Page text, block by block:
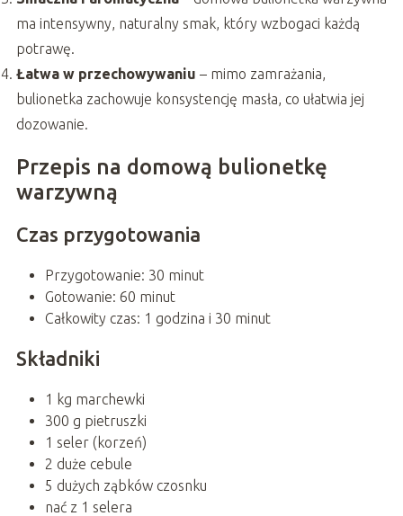
ma intensywny, naturalny smak, który wzbogaci każdą
potrawę.
Łatwa w przechowywaniu – mimo zamrażania,
bulionetka zachowuje konsystencję masła, co ułatwia jej
dozowanie.
Przepis na domową bulionetkę
warzywną
Czas przygotowania
Przygotowanie: 30 minut
Gotowanie: 60 minut
Całkowity czas: 1 godzina i 30 minut
Składniki
1 kg marchewki
300 g pietruszki
1 seler (korzeń)
2 duże cebule
5 dużych ząbków czosnku
nać z 1 selera